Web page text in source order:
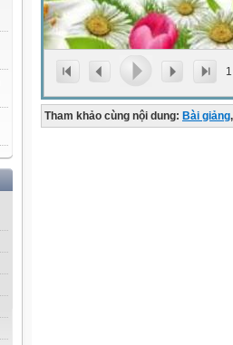
1
Tham khảo cùng nội dung: Bài giảng,